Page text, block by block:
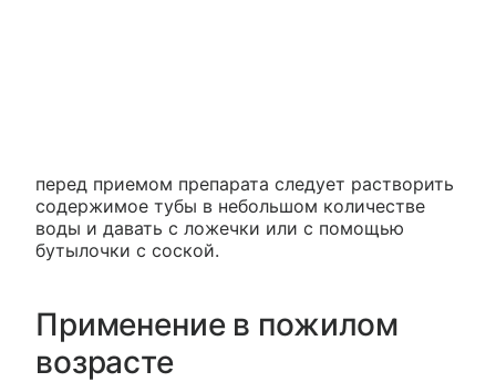
перед приемом препарата следует растворить
содержимое тубы в небольшом количестве
воды и давать с ложечки или с помощью
бутылочки с соской.
Применение в пожилом
возрасте